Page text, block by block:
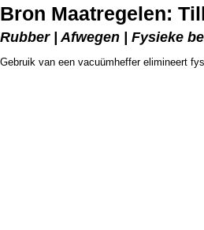
Bron Maatregelen:
Rubber | Afwegen | Fysieke
Gebruik van een vacuümheffer elimineert